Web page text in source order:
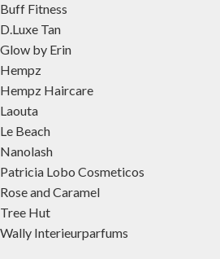
Buff Fitness
D.Luxe Tan
Glow by Erin
Hempz
Hempz Haircare
Laouta
Le Beach
Nanolash
Patricia Lobo Cosmeticos
Rose and Caramel
Tree Hut
Wally Interieurparfums